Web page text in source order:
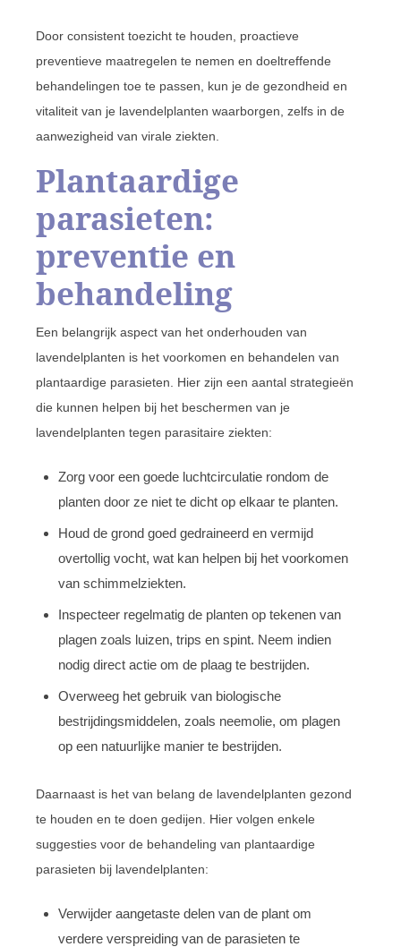
Door consistent toezicht te houden, proactieve
preventieve maatregelen te nemen en doeltreffende
behandelingen toe te passen, kun je de gezondheid en
vitaliteit van je lavendelplanten waarborgen, zelfs in de
aanwezigheid van virale ziekten.
Plantaardige
parasieten:
preventie en
behandeling
Een belangrijk aspect van het onderhouden van
lavendelplanten is het voorkomen en behandelen van
plantaardige parasieten. Hier zijn een aantal strategieën
die kunnen helpen bij het beschermen van je
lavendelplanten tegen parasitaire ziekten:
Zorg voor een goede luchtcirculatie rondom de
planten door ze niet te dicht op elkaar te planten.
Houd de grond goed gedraineerd en vermijd
overtollig vocht, wat kan helpen bij het voorkomen
van schimmelziekten.
Inspecteer regelmatig de planten op tekenen van
plagen zoals luizen, trips en spint. Neem indien
nodig direct actie om de plaag te bestrijden.
Overweeg het gebruik van biologische
bestrijdingsmiddelen, zoals neemolie, om plagen
op een natuurlijke manier te bestrijden.
Daarnaast is het van belang de lavendelplanten gezond
te houden en te doen gedijen. Hier volgen enkele
suggesties voor de behandeling van plantaardige
parasieten bij lavendelplanten:
Verwijder aangetaste delen van de plant om
verdere verspreiding van de parasieten te